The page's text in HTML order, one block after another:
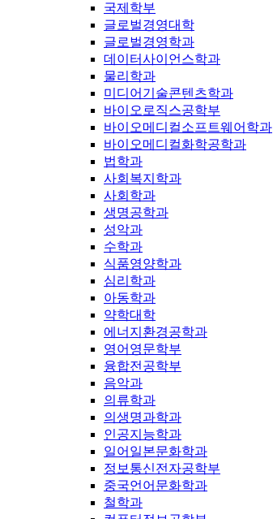
국제학부
글로벌경영대학
글로벌경영학과
데이터사이언스학과
물리학과
미디어기술콘텐츠학과
바이오로직스공학부
바이오메디컬소프트웨어학과
바이오메디컬화학공학과
법학과
사회복지학과
사회학과
생명공학과
성악과
수학과
식품영양학과
심리학과
아동학과
약학대학
에너지환경공학과
영어영문학부
융합전공학부
음악과
의류학과
의생명과학과
인공지능학과
일어일본문화학과
정보통신전자공학부
중국언어문화학과
철학과